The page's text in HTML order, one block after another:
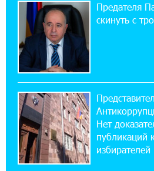
11:03:52 31-07-2026
Если Израиль
армян против
значит сам Геноцид?
17:16:14 30-07-2026
ВТБ (Армения):
10% годовых и
приложении
17:03:49 30-07-2026
Платформа
Предателя
скинуть с
Нет
публикаций
избирателей